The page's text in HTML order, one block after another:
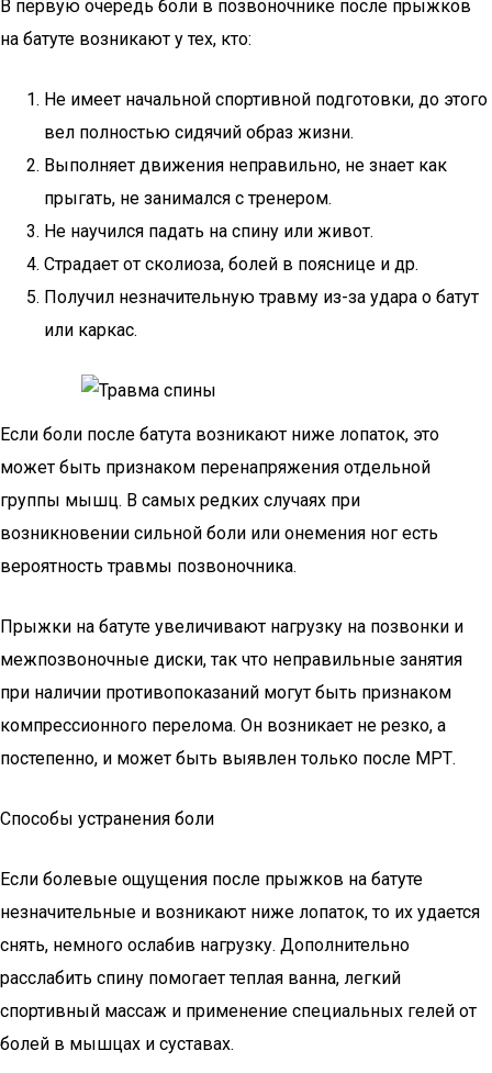
В первую очередь боли в позвоночнике после прыжков
на батуте возникают у тех, кто:
Не имеет начальной спортивной подготовки, до этого
вел полностью сидячий образ жизни.
Выполняет движения неправильно, не знает как
прыгать, не занимался с тренером.
Не научился падать на спину или живот.
Страдает от сколиоза, болей в пояснице и др.
Получил незначительную травму из-за удара о батут
или каркас.
Если боли после батута возникают ниже лопаток, это
может быть признаком перенапряжения отдельной
группы мышц. В самых редких случаях при
возникновении сильной боли или онемения ног есть
вероятность травмы позвоночника.
Прыжки на батуте увеличивают нагрузку на позвонки и
межпозвоночные диски, так что неправильные занятия
при наличии противопоказаний могут быть признаком
компрессионного перелома. Он возникает не резко, а
постепенно, и может быть выявлен только после МРТ.
Способы устранения боли
Если болевые ощущения после прыжков на батуте
незначительные и возникают ниже лопаток, то их удается
снять, немного ослабив нагрузку. Дополнительно
расслабить спину помогает теплая ванна, легкий
спортивный массаж и применение специальных гелей от
болей в мышцах и суставах.